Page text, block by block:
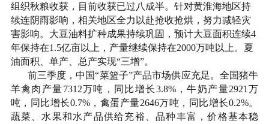
组织秋粮收获，目前收获已过八成半。针对黄淮海地区持
续连阴雨影响，相关地区全力以赴抢收抢烘，努力减轻灾
害影响。大豆油料扩种成果持续巩固，预计大豆面积连续4
年保持在1.5亿亩以上，产量继续保持在2000万吨以上。夏
油面积、单产、总产实现“三增”。
前三季度，中国“菜篮子”产品市场供应充足。全国猪牛
羊禽肉产量7312万吨，同比增长3.8%，牛奶产量2921万
吨，同比增长0.7%，禽蛋产量2646万吨，同比增长0.2%。
蔬菜、水果和水产品供给充裕、品种丰富，价格基本稳